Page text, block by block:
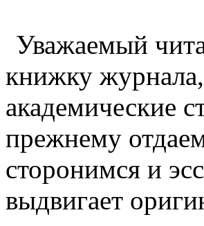
Уважаемый
книжку
академические
прежнему
сторонимся и
выдвигает